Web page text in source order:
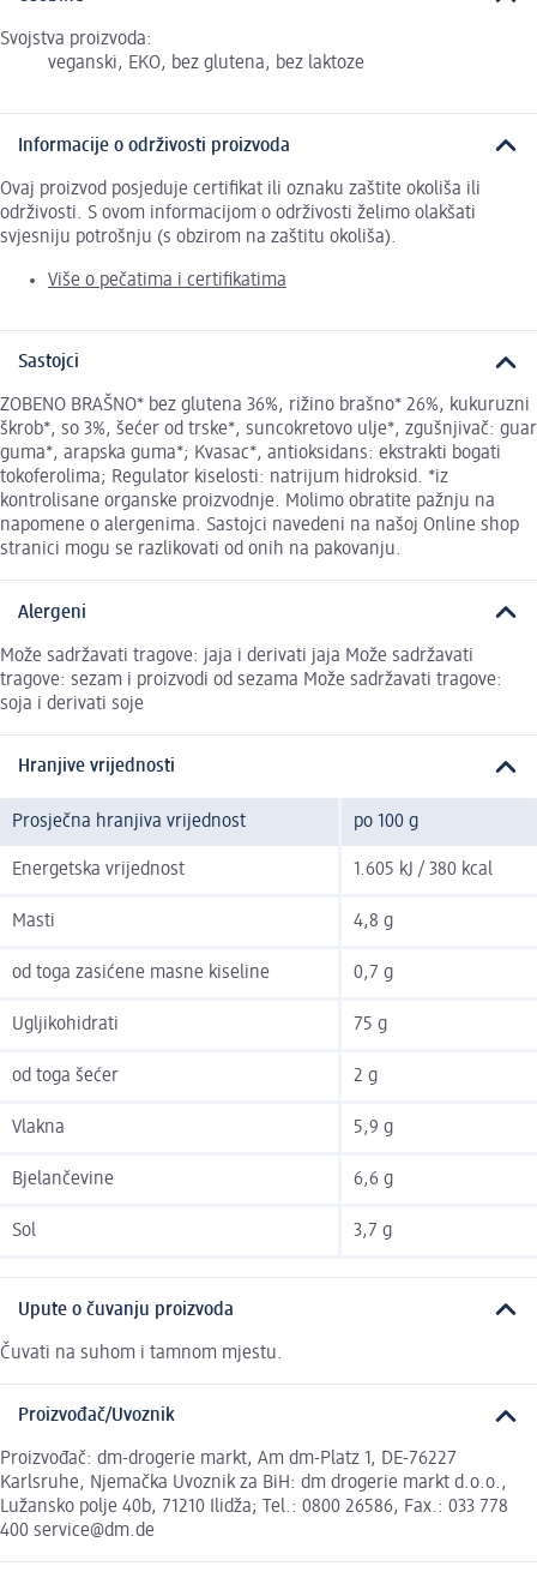
Svojstva proizvoda:
veganski, EKO, bez glutena, bez laktoze
Informacije o održivosti proizvoda
Ovaj proizvod posjeduje certifikat ili oznaku zaštite okoliša ili
održivosti. S ovom informacijom o održivosti želimo olakšati
svjesniju potrošnju (s obzirom na zaštitu okoliša).
Više o pečatima i certifikatima
Sastojci
ZOBENO BRAŠNO* bez glutena 36%, rižino brašno* 26%, kukuruzni
škrob*, so 3%, šećer od trske*, suncokretovo ulje*, zgušnjivač: guar
guma*, arapska guma*; Kvasac*, antioksidans: ekstrakti bogati
tokoferolima; Regulator kiselosti: natrijum hidroksid. *iz
kontrolisane organske proizvodnje. Molimo obratite pažnju na
napomene o alergenima. Sastojci navedeni na našoj Online shop
stranici mogu se razlikovati od onih na pakovanju.
Alergeni
Može sadržavati tragove: jaja i derivati jaja Može sadržavati
tragove: sezam i proizvodi od sezama Može sadržavati tragove:
soja i derivati soje
Hranjive vrijednosti
Prosječna hranjiva vrijednost po 100 g
Energetska vrijednost 1.605 kJ / 380 kcal
Masti 4,8 g
od toga zasićene masne kiseline 0,7 g
Ugljikohidrati 75 g
od toga šećer 2 g
Vlakna 5,9 g
Bjelančevine 6,6 g
Sol 3,7 g
Upute o čuvanju proizvoda
Čuvati na suhom i tamnom mjestu.
Proizvođač/Uvoznik
Proizvođač: dm-drogerie markt, Am dm-Platz 1, DE-76227
Karlsruhe, Njemačka Uvoznik za BiH: dm drogerie markt d.o.o.,
Lužansko polje 40b, 71210 Ilidža; Tel.: 0800 26586, Fax.: 033 778
400 service@dm.de